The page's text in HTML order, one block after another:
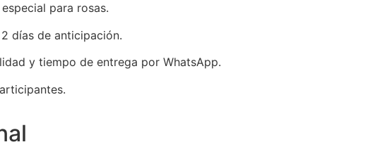
para rosas.
días de anticipación.
y tiempo de entrega por WhatsApp.